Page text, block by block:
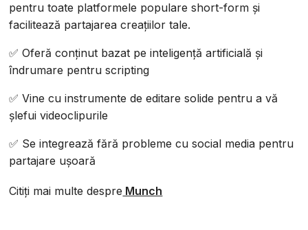
pentru toate platformele populare short-form și
facilitează partajarea creațiilor tale.
✅ Oferă conținut bazat pe inteligență artificială și
îndrumare pentru scripting
✅ Vine cu instrumente de editare solide pentru a vă
șlefui videoclipurile
✅ Se integrează fără probleme cu social media pentru
partajare ușoară
Citiți mai multe despre Munch‍